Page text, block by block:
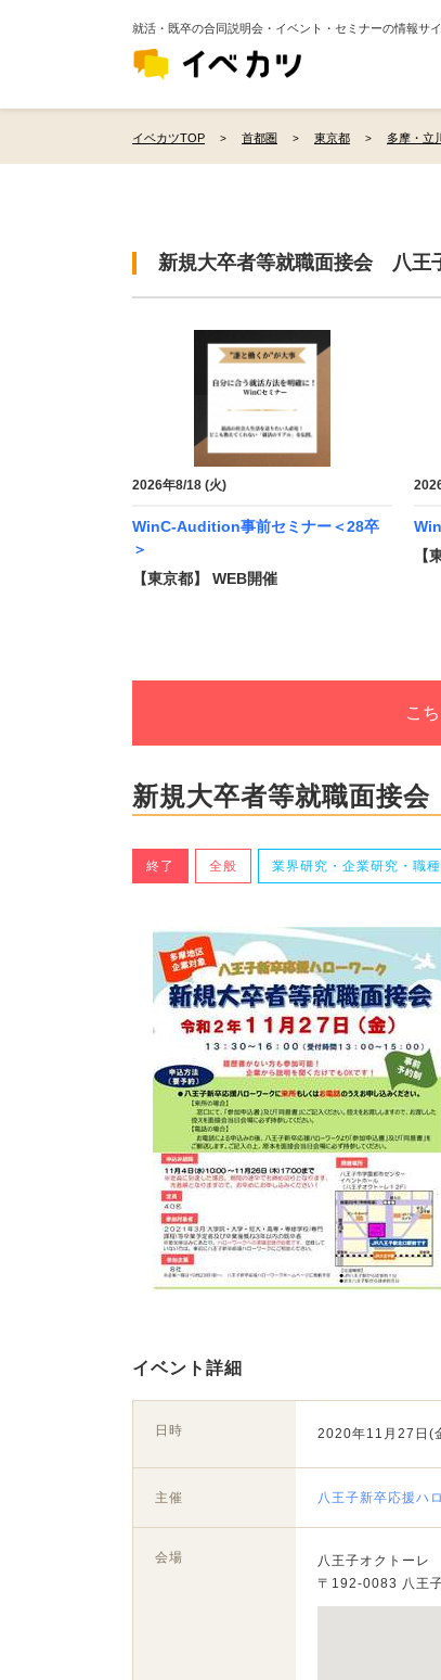
就活・既卒の合同説明会・イベント・セミナーの情報サ
イベカツTOP 首都圏 東京都 多摩・立
新規大卒者等就職面接会 八王
2026年8/18 (火)
WinC-Audition事前セミナー＜28卒
＞
【東京都】 WEB開催
【
こ
新規大卒者等就職面接
終了 全般 業界研究・企業研究・職
イベント詳細
日時 2020年11月27日(
主催 八王子新卒応援ハ
会場
八王子オクトーレ
〒192-0083 八王